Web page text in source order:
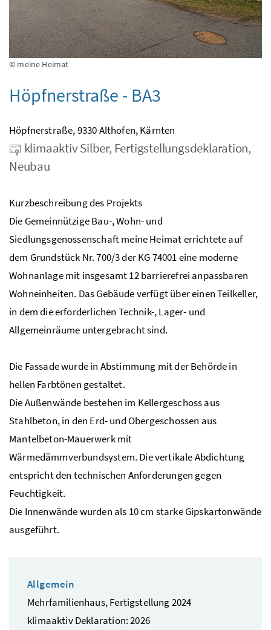
© meine Heimat
Höpfnerstraße - BA3
Höpfnerstraße, 9330 Althofen, Kärnten
klimaaktiv Silber, Fertigstellungsdeklaration,
Neubau
Kurzbeschreibung des Projekts
Die Gemeinnützige Bau-, Wohn- und
Siedlungsgenossenschaft meine Heimat errichtete auf
dem Grundstück Nr. 700/3 der KG 74001 eine moderne
Wohnanlage mit insgesamt 12 barrierefrei anpassbaren
Wohneinheiten. Das Gebäude verfügt über einen Teilkeller,
in dem die erforderlichen Technik-, Lager- und
Allgemeinräume untergebracht sind.
Die Fassade wurde in Abstimmung mit der Behörde in
hellen Farbtönen gestaltet.
Die Außenwände bestehen im Kellergeschoss aus
Stahlbeton, in den Erd- und Obergeschossen aus
Mantelbeton-Mauerwerk mit
Wärmedämmverbundsystem. Die vertikale Abdichtung
entspricht den technischen Anforderungen gegen
Feuchtigkeit.
Die Innenwände wurden als 10 cm starke Gipskartonwände
ausgeführt.
Allgemein
Mehrfamilienhaus, Fertigstellung 2024
klimaaktiv Deklaration: 2026